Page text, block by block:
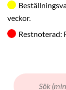
veckor.
Restnoterad:
Agar/Buljong
Transportmaterial